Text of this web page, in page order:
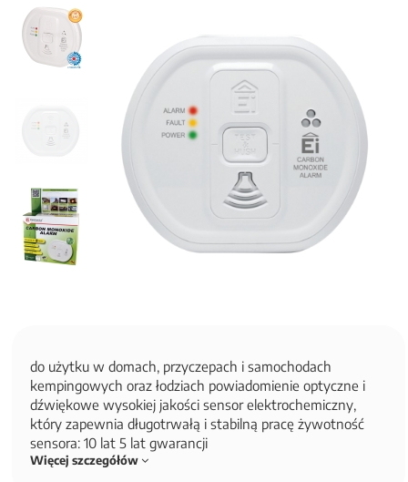
do użytku w domach, przyczepach i samochodach
kempingowych oraz łodziach powiadomienie optyczne i
dźwiękowe wysokiej jakości sensor elektrochemiczny,
który zapewnia długotrwałą i stabilną pracę żywotność
sensora: 10 lat 5 lat gwarancji
Więcej szczegółów